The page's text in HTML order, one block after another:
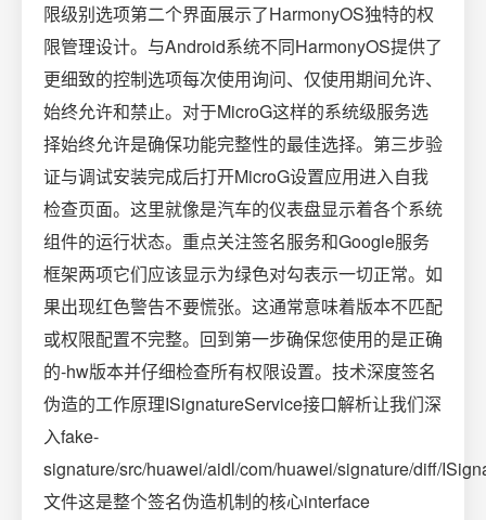
限级别选项第二个界面展示了HarmonyOS独特的权
限管理设计。与Android系统不同HarmonyOS提供了
更细致的控制选项每次使用询问、仅使用期间允许、
始终允许和禁止。对于MicroG这样的系统级服务选
择始终允许是确保功能完整性的最佳选择。第三步验
证与调试安装完成后打开MicroG设置应用进入自我
检查页面。这里就像是汽车的仪表盘显示着各个系统
组件的运行状态。重点关注签名服务和Google服务
框架两项它们应该显示为绿色对勾表示一切正常。如
果出现红色警告不要慌张。这通常意味着版本不匹配
或权限配置不完整。回到第一步确保您使用的是正确
的-hw版本并仔细检查所有权限设置。技术深度签名
伪造的工作原理ISignatureService接口解析让我们深
入fake-
signature/src/huawei/aidl/com/huawei/signature/diff/
文件这是整个签名伪造机制的核心interface